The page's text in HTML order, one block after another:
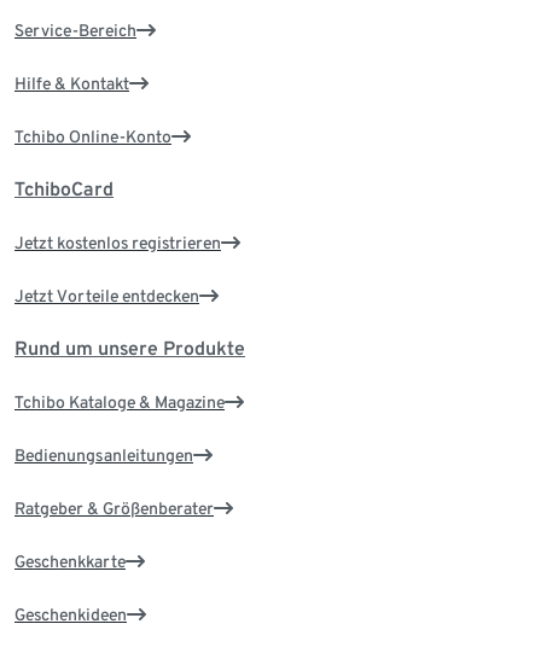
Service-Bereich
Hilfe & Kontakt
Tchibo Online-Konto
TchiboCard
Jetzt kostenlos registrieren
Jetzt Vorteile entdecken
Rund um unsere Produkte
Tchibo Kataloge & Magazine
Bedienungsanleitungen
Ratgeber & Größenberater
Geschenkkarte
Geschenkideen